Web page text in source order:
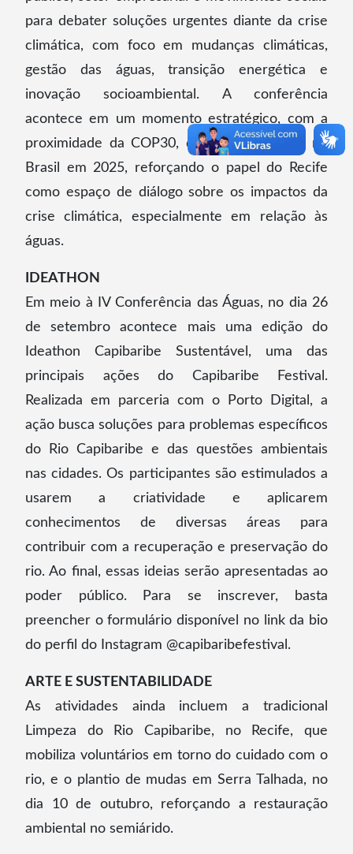
para debater soluções urgentes diante da crise
climática, com foco em mudanças climáticas,
gestão das águas, transição energética e
inovação socioambiental. A conferência
acontece em um momento estratégico, com a
proximidade da COP30, que será realizada no
Brasil em 2025, reforçando o papel do Recife
como espaço de diálogo sobre os impactos da
crise climática, especialmente em relação às
águas.
IDEATHON
Em meio à IV Conferência das Águas, no dia 26
de setembro acontece mais uma edição do
Ideathon Capibaribe Sustentável, uma das
principais ações do Capibaribe Festival.
Realizada em parceria com o Porto Digital, a
ação busca soluções para problemas específicos
do Rio Capibaribe e das questões ambientais
nas cidades. Os participantes são estimulados a
usarem a criatividade e aplicarem
conhecimentos de diversas áreas para
contribuir com a recuperação e preservação do
rio. Ao final, essas ideias serão apresentadas ao
poder público. Para se inscrever, basta
preencher o formulário disponível no link da bio
do perfil do Instagram @capibaribefestival.
ARTE E SUSTENTABILIDADE
As atividades ainda incluem a tradicional
Limpeza do Rio Capibaribe, no Recife, que
mobiliza voluntários em torno do cuidado com o
rio, e o plantio de mudas em Serra Talhada, no
dia 10 de outubro, reforçando a restauração
ambiental no semiárido.